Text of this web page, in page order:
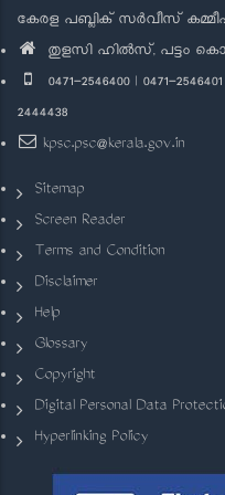
കേരള പബ്ലിക് സർവീസ്
തുളസി ഹിൽസ്, പട്ടം
0471-2546400 | 0471-
2444438
kpsc.psc@kerala.gov.in
Sitemap
Screen Reader
Terms and Condition
Disclaimer
Help
Glossary
Copyright
Digital Personal Data
Hyperlinking Policy